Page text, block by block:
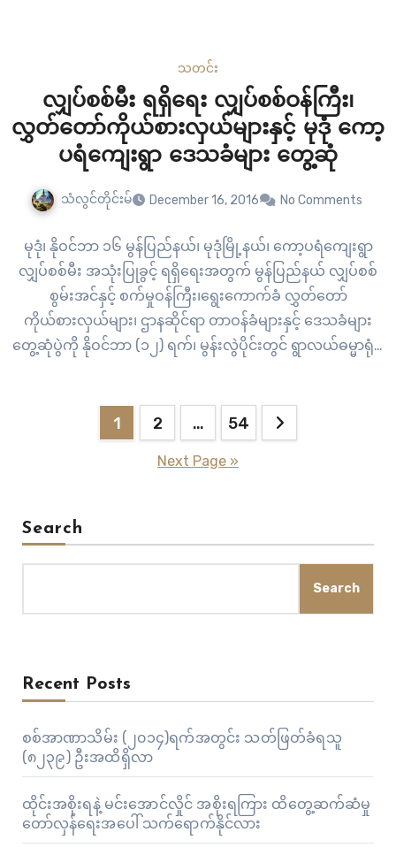
သတင်း
လျှပ်စစ်မီး ရရှိရေး လျှပ်စစ်ဝန်ကြီး၊
လွှတ်တော်ကိုယ်စားလှယ်များနှင့် မုဒုံ ကော့
ပရံကျေးရွာ ဒေသခံများ တွေ့ဆုံ
သံလွင်တိုင်းမ် December 16, 2016 No Comments
မုဒုံ၊ နိုဝင်ဘာ ၁၆ မွန်ပြည်နယ်၊ မုဒုံမြို့နယ်၊ ကော့ပရံကျေးရွာ
လျှပ်စစ်မီး အသုံးပြုခွင့် ရရှိရေးအတွက် မွန်ပြည်နယ် လျှပ်စစ်
စွမ်းအင်နှင့် စက်မှုဝန်ကြီး၊ရွေးကောက်ခံ လွှတ်တော်
ကိုယ်စားလှယ်များ၊ ဌာနဆိုင်ရာ တာဝန်ခံများနှင့် ဒေသခံများ
တွေ့ဆုံပွဲကို နိုဝင်ဘာ (၁၂) ရက်၊ မွန်းလွဲပိုင်းတွင် ရွာလယ်ဓမ္မာရုံ၌
1 2 … 54
Next Page »
Search
Search
Recent Posts
စစ်အာဏာသိမ်း (၂၀၁၄)ရက်အတွင်း သတ်ဖြတ်ခံရသူ
(၈၂၃၉) ဦးအထိရှိလာ
ထိုင်းအစိုးရနဲ့ မင်းအောင်လှိုင် အစိုးရကြား ထိတွေ့ဆက်ဆံမှု
တော်လှန်ရေးအပေါ် သက်ရောက်နိုင်လား